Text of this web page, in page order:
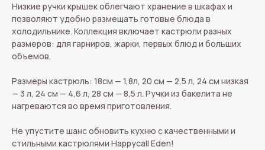
Низкие ручки крышек облегчают хранение в шкафах и
позволяют удобно размещать готовые блюда в
холодильнике. Коллекция включает кастрюли разных
размеров: для гарниров, жарки, первых блюд и больших
объемов.
Размеры кастрюль: 18см — 1,8л, 20 см — 2,5 л, 24 см низкая
— 3 л, 24 см — 4,6 л, 28 см — 8,5 л. Ручки из бакелита не
нагреваются во время приготовления.
Не упустите шанс обновить кухню с качественными и
стильными кастрюлями Happycall Eden!